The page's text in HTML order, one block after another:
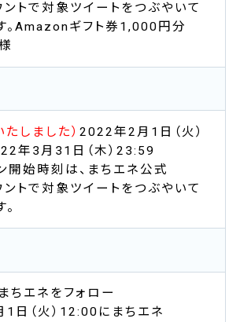
トで対象ツイートをつぶやいて
。Amazonギフト券1,000円分
しました） 2022年2月1日（火）
年3月31日（木）23:59
開始時刻は、まちエネ公式
トで対象ツイートをつぶやいて
エネをフォロー
（火）12:00にまちエネ